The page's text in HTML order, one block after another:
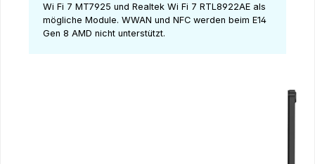
Wi Fi 7 MT7925 und Realtek Wi Fi 7 RTL8922AE als
mögliche Module. WWAN und NFC werden beim E14
Gen 8 AMD nicht unterstützt.